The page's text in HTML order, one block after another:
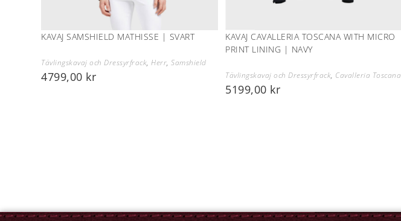
KAVAJ SAMSHIELD MATHISSE | SVART
Tävlingskavaj och Dressyrfrack,Herr,Samshield
4799,00 kr
KAVAJ CAVALLERIA TOSCANA WITH MICRO
PRINT LINING | NAVY
Tävlingskavaj och Dressyrfrack, Cavalleria Toscana
5199,00 kr